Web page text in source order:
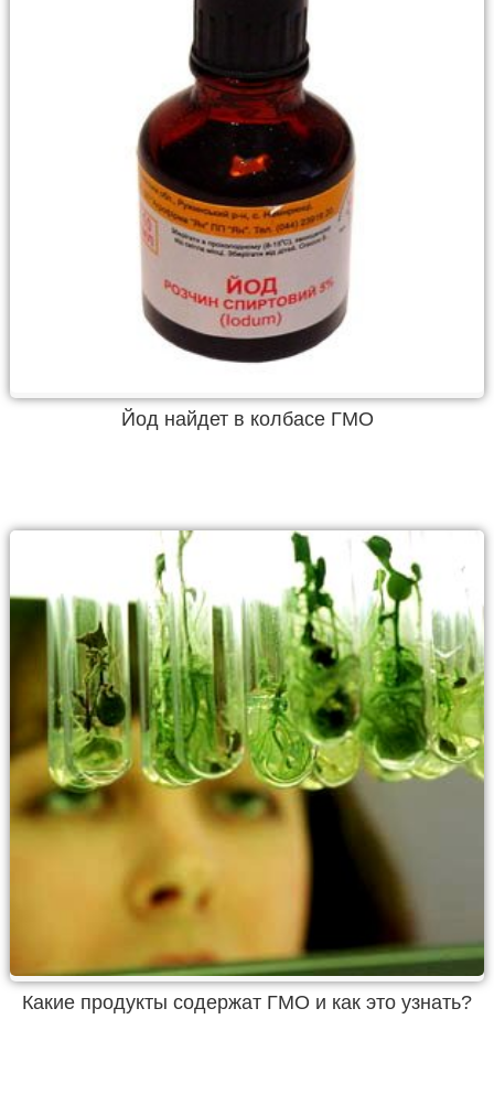
Йод найдет в колбасе ГМО
Какие продукты содержат ГМО и как это узнать?